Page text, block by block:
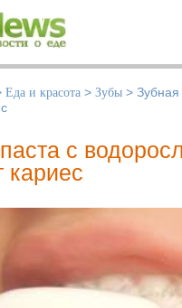
Еда и красота > Зубы > Зубная
с
кариес